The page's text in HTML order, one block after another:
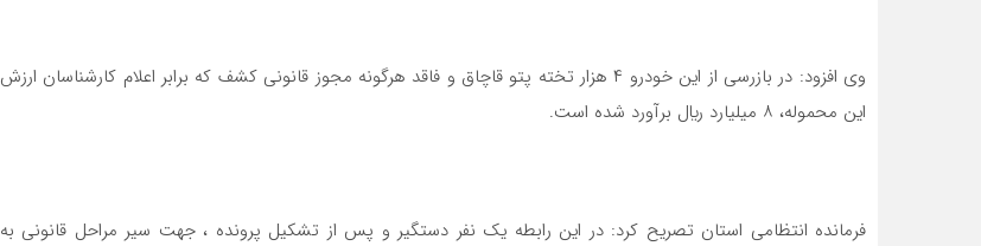
وي افزود: در بازرسي از این خودرو ۴ هزار تخته پتو قاچاق و فاقد هرگونه مجوز قانونی کشف که برابر اعلام کارشناسان ارزش
این محموله، ۸ میلیارد ريال برآورد شده است.
فرمانده انتظامي استان تصريح کرد: در اين رابطه يک نفر دستگير و پس از تشکيل پرونده ، جهت سير مراحل قانوني به